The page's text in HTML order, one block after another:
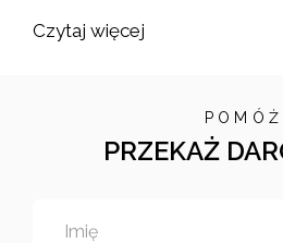
Czytaj więcej
POMÓŻ
PRZEKAŻ
Imię